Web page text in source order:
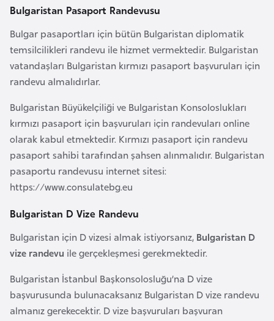
Bulgaristan Pasaport Randevusu
Bulgar pasaportları için bütün Bulgaristan diplomatik
temsilcilikleri randevu ile hizmet vermektedir. Bulgaristan
vatandaşları Bulgaristan kırmızı pasaport başvuruları için
randevu almalıdırlar.
Bulgaristan Büyükelçiliği ve Bulgaristan Konsoloslukları
kırmızı pasaport için başvuruları için randevuları online
olarak kabul etmektedir. Kırmızı pasaport için randevu
pasaport sahibi tarafından şahsen alınmalıdır. Bulgaristan
pasaportu randevusu internet sitesi:
https://www.consulatebg.eu
Bulgaristan D Vize Randevu
Bulgaristan için D vizesi almak istiyorsanız, Bulgaristan D
vize randevu ile gerçekleşmesi gerekmektedir.
Bulgaristan İstanbul Başkonsolosluğu’na D vize
başvurusunda bulunacaksanız Bulgaristan D vize randevu
almanız gerekecektir. D vize başvuruları başvuran
i
a
F
a
s
o
Ç
a
d
Ç
e
k
C
u
m
h